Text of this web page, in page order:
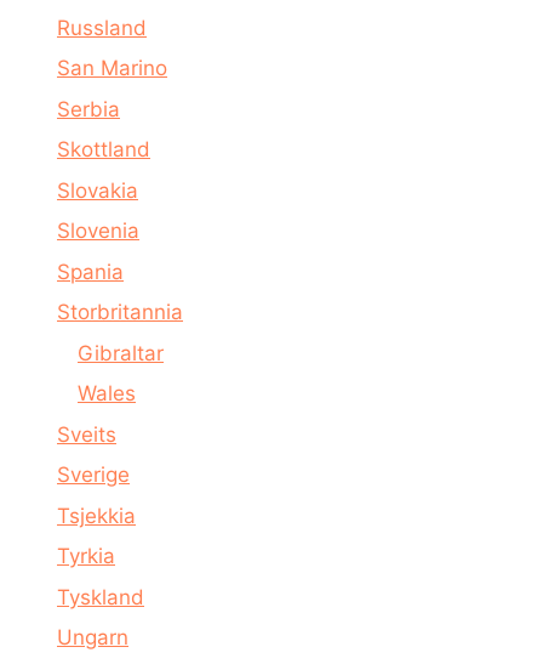
Russland
San Marino
Serbia
Skottland
Slovakia
Slovenia
Spania
Storbritannia
Gibraltar
Wales
Sveits
Sverige
Tsjekkia
Tyrkia
Tyskland
Ungarn